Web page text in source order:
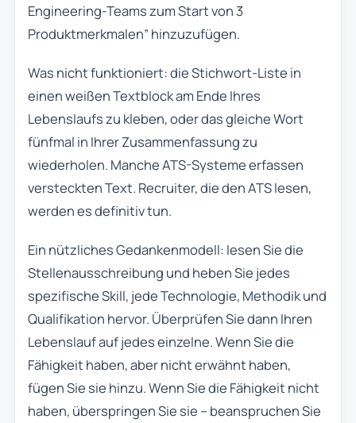
Engineering-Teams zum Start von 3
Produktmerkmalen” hinzuzufügen.
Was nicht funktioniert: die Stichwort-Liste in
einen weißen Textblock am Ende Ihres
Lebenslaufs zu kleben, oder das gleiche Wort
fünfmal in Ihrer Zusammenfassung zu
wiederholen. Manche ATS-Systeme erfassen
versteckten Text. Recruiter, die den ATS lesen,
werden es definitiv tun.
Ein nützliches Gedankenmodell: lesen Sie die
Stellenausschreibung und heben Sie jedes
spezifische Skill, jede Technologie, Methodik und
Qualifikation hervor. Überprüfen Sie dann Ihren
Lebenslauf auf jedes einzelne. Wenn Sie die
Fähigkeit haben, aber nicht erwähnt haben,
fügen Sie sie hinzu. Wenn Sie die Fähigkeit nicht
haben, überspringen Sie sie – beanspruchen Sie